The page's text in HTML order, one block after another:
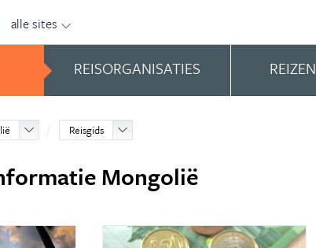
alle sites
REISORGANISATIES REIZEN
Reisgids
Mongolië